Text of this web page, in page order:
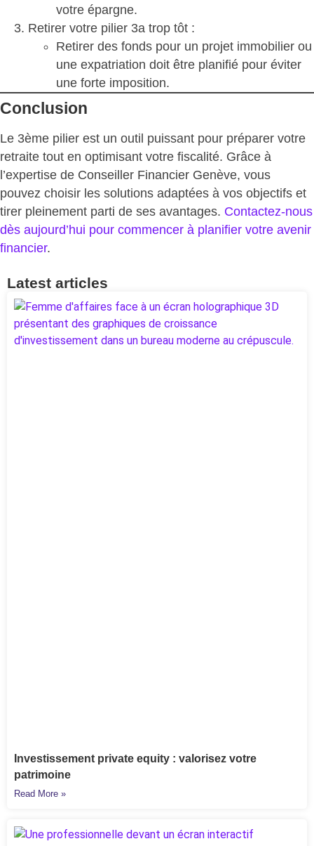
votre épargne.
Retirer votre pilier 3a trop tôt :
Retirer des fonds pour un projet immobilier ou
une expatriation doit être planifié pour éviter
une forte imposition.
Conclusion
Le 3ème pilier est un outil puissant pour préparer votre
retraite tout en optimisant votre fiscalité. Grâce à
l’expertise de Conseiller Financier Genève, vous
pouvez choisir les solutions adaptées à vos objectifs et
tirer pleinement parti de ses avantages. Contactez-nous
dès aujourd’hui pour commencer à planifier votre avenir
financier.
Latest articles
Investissement private equity : valorisez votre
patrimoine
Read More »